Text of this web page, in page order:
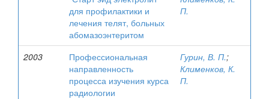
для профилактики и
лечения телят, больных
абомазоэнтеритом
П.
2003
Профессиональная
направленность
процесса изучения курса
радиологии
Гурин, В. П.;
Клименков, К.
П.